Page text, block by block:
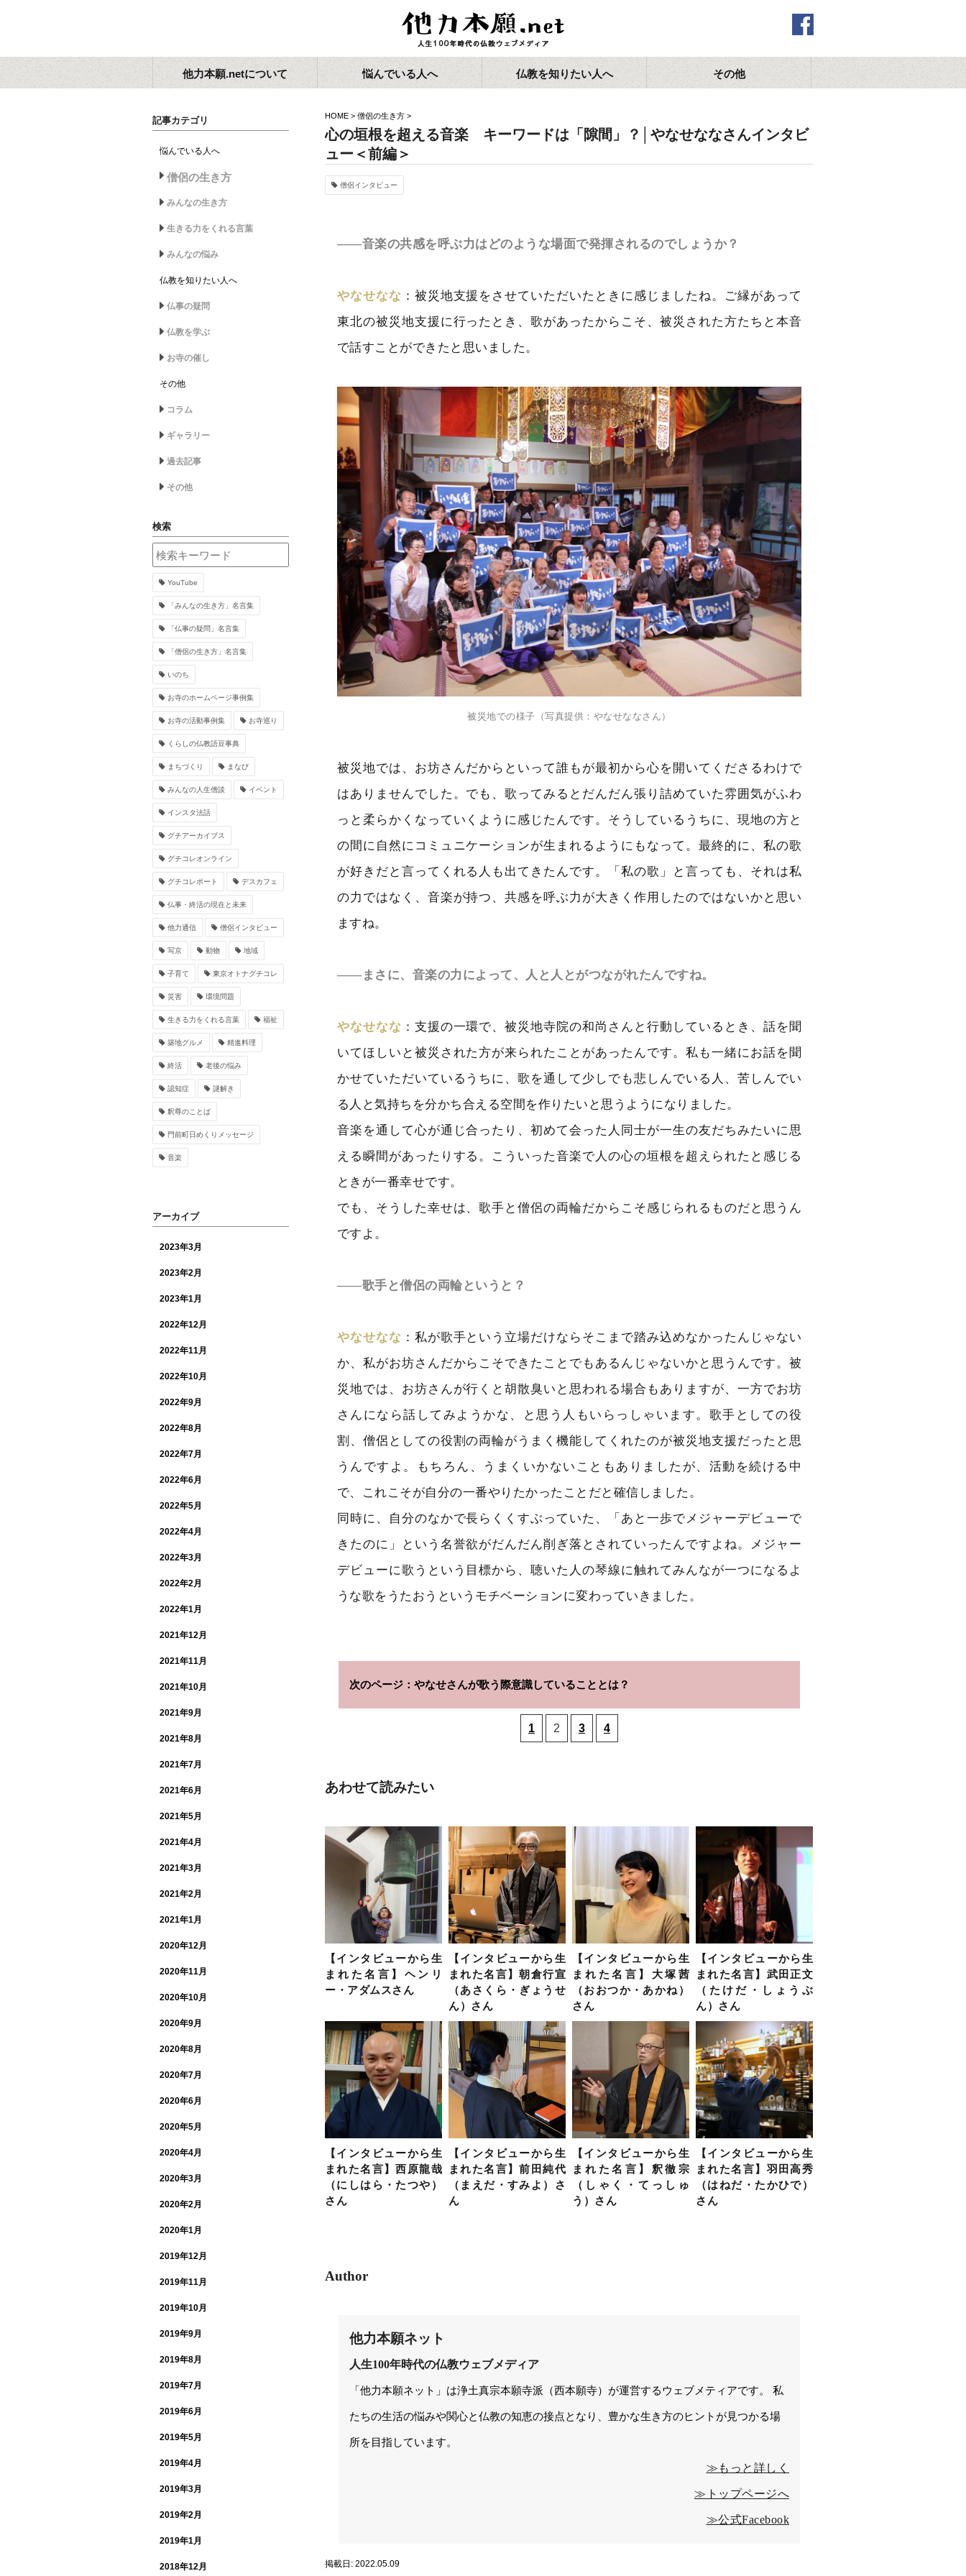
他力本願.netについて 悩んでいる人へ 仏教を知りたい人へ その他
HOME > 僧侶の生き方 >
心の垣根を超える音楽 キーワードは「隙間」？│やなせななさんインタビ
ュー＜前編＞
僧侶インタビュー
――音楽の共感を呼ぶ力はどのような場面で発揮されるのでしょうか？
やなせなな ：被災地支援をさせていただいたときに感じましたね。ご縁があって
東北の被災地支援に行ったとき、歌があったからこそ、被災された方たちと本音
で話すことができたと思いました。
被災地での様子（写真提供：やなせななさん）
被災地では、お坊さんだからといって誰もが最初から心を開いてくださるわけで
はありませんでした。でも、歌ってみるとだんだん張り詰めていた雰囲気がふわ
っと柔らかくなっていくように感じたんです。そうしているうちに、現地の方と
の間に自然にコミュニケーションが生まれるようにもなって。最終的に、私の歌
が好きだと言ってくれる人も出てきたんです。「私の歌」と言っても、それは私
の力ではなく、音楽が持つ、共感を呼ぶ力が大きく作用したのではないかと思い
ますね。
――まさに、音楽の力によって、人と人とがつながれたんですね。
やなせなな ：支援の一環で、被災地寺院の和尚さんと行動しているとき、話を聞
いてほしいと被災された方が来られたことがあったんです。私も一緒にお話を聞
かせていただいているうちに、歌を通して少しでも悲しんでいる人、苦しんでい
る人と気持ちを分かち合える空間を作りたいと思うようになりました。
音楽を通して心が通じ合ったり、初めて会った人同士が一生の友だちみたいに思
える瞬間があったりする。こういった音楽で人の心の垣根を超えられたと感じる
ときが一番幸せです。
でも、そうした幸せは、歌手と僧侶の両輪だからこそ感じられるものだと思うん
ですよ。
――歌手と僧侶の両輪というと？
やなせなな ：私が歌手という立場だけならそこまで踏み込めなかったんじゃない
か、私がお坊さんだからこそできたことでもあるんじゃないかと思うんです。被
災地では、お坊さんが行くと胡散臭いと思われる場合もありますが、一方でお坊
さんになら話してみようかな、と思う人もいらっしゃいます。歌手としての役
割、僧侶としての役割の両輪がうまく機能してくれたのが被災地支援だったと思
うんですよ。もちろん、うまくいかないこともありましたが、活動を続ける中
で、これこそが自分の一番やりたかったことだと確信しました。
同時に、自分のなかで長らくくすぶっていた、「あと一歩でメジャーデビューで
きたのに」という名誉欲がだんだん削ぎ落とされていったんですよね。メジャー
デビューに歌うという目標から、聴いた人の琴線に触れてみんなが一つになるよ
うな歌をうたおうというモチベーションに変わっていきました。
やなせさんが歌う際意識していることとは？
1 2 3 4
あわせて読みたい
【インタビューから生
まれた名言】ヘンリ
ー・アダムスさん
【インタビューから生
まれた名言】朝倉行宣
（あさくら・ぎょうせ
ん）さん
【インタビューから生
まれた名言】大塚茜
（おおつか・あかね）
さん
【インタビューから生
まれた名言】武田正文
（たけだ・しょうぶ
ん）さん
【インタビューから生
まれた名言】西原龍哉
（にしはら・たつや）
さん
【インタビューから生
まれた名言】前田純代
（まえだ・すみよ）さ
ん
【インタビューから生
まれた名言】釈徹宗
（しゃく・てっしゅ
う）さん
【インタビューから生
まれた名言】羽田高秀
（はねだ・たかひで）
さん
Author
他力本願ネット
人生100年時代の仏教ウェブメディア
「他力本願ネット」は浄土真宗本願寺派（西本願寺）が運営するウェブメティアです。 私
たちの生活の悩みや関心と仏教の知恵の接点となり、豊かな生き方のヒントが見つかる場
所を目指しています。
≫もっと詳しく
≫トップページへ
≫公式Facebook
掲載日: 2022.05.09
記事カテゴリ
悩んでいる人へ
僧侶の生き方
みんなの生き方
生きる力をくれる言葉
みんなの悩み
仏教を知りたい人へ
仏事の疑問
仏教を学ぶ
お寺の催し
その他
コラム
ギャラリー
過去記事
その他
検索
YouTube
「みんなの生き方」名言集
「仏事の疑問」名言集
「僧侶の生き方」名言集
いのち
お寺のホームページ事例集
お寺の活動事例集 お寺巡り
くらしの仏教語豆事典
まちづくり まなび
みんなの人生僧談 イベント
インスタ法話
グチアーカイブス
グチコレオンライン
グチコレポート デスカフェ
仏事・終活の現在と未来
他力通信 僧侶インタビュー
写京 動物 地域
子育て 東京オトナグチコレ
災害 環境問題
生きる力をくれる言葉 福祉
築地グルメ 精進料理
終活 老後の悩み
認知症 謎解き
釈尊のことば
門前町日めくりメッセージ
音楽
アーカイブ
2023年3月
2023年2月
2023年1月
2022年12月
2022年11月
2022年10月
2022年9月
2022年8月
2022年7月
2022年6月
2022年5月
2022年4月
2022年3月
2022年2月
2022年1月
2021年12月
2021年11月
2021年10月
2021年9月
2021年8月
2021年7月
2021年6月
2021年5月
2021年4月
2021年3月
2021年2月
2021年1月
2020年12月
2020年11月
2020年10月
2020年9月
2020年8月
2020年7月
2020年6月
2020年5月
2020年4月
2020年3月
2020年2月
2020年1月
2019年12月
2019年11月
2019年10月
2019年9月
2019年8月
2019年7月
2019年6月
2019年5月
2019年4月
2019年3月
2019年2月
2019年1月
2018年12月